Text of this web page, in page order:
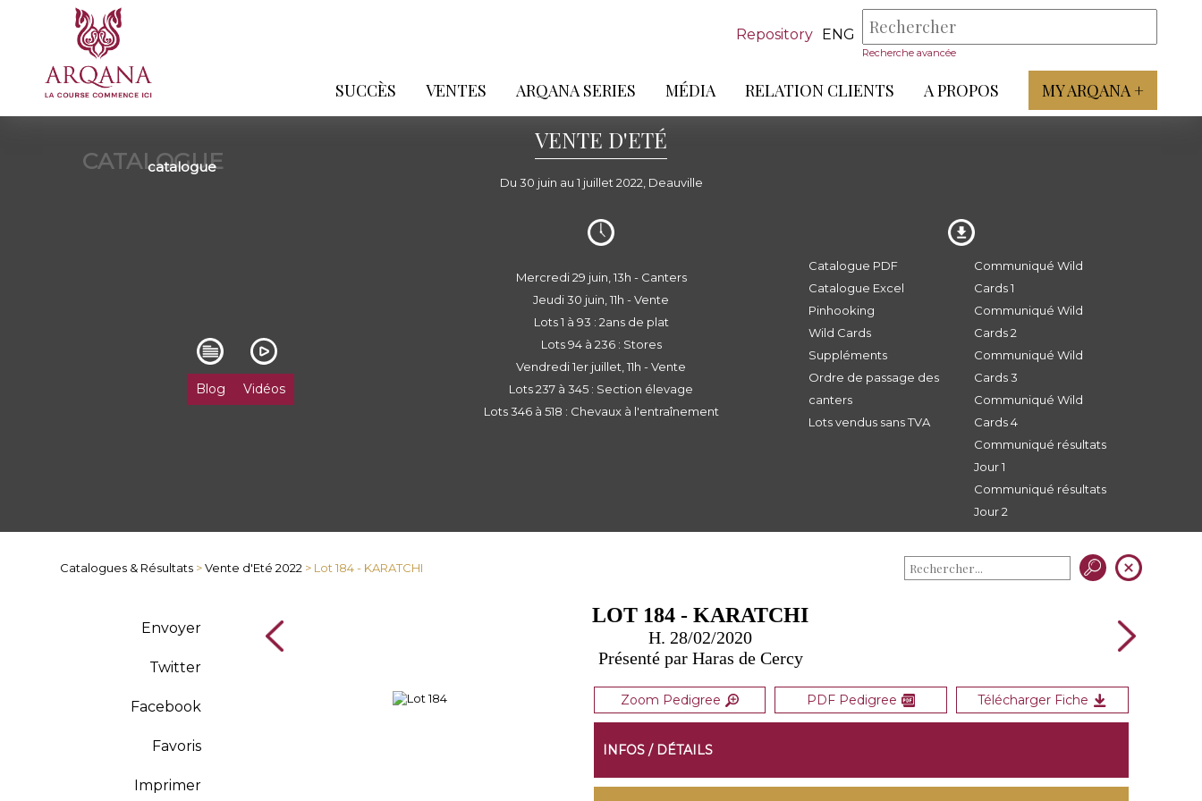
Repository ENG
Recherche avancée
SUCCÈS VENTES ARQANA SERIES MÉDIA RELATION CLIENTS A PROPOS MY ARQANA +
CATALOGUE
catalogue
VENTE D'ETÉ
Du 30 juin au 1 juillet 2022, Deauville
Blog Vidéos
Mercredi 29 juin, 13h - Canters
Jeudi 30 juin, 11h - Vente
Lots 1 à 93 : 2ans de plat
Lots 94 à 236 : Stores
Vendredi 1er juillet, 11h - Vente
Lots 237 à 345 : Section élevage
Lots 346 à 518 : Chevaux à l'entraînement
Catalogue PDF
Catalogue Excel
Pinhooking
Wild Cards
Suppléments
Ordre de passage des
canters
Lots vendus sans TVA
Communiqué Wild
Cards 1
Communiqué Wild
Cards 2
Communiqué Wild
Cards 3
Communiqué Wild
Cards 4
Communiqué résultats
Jour 1
Communiqué résultats
Jour 2
Catalogues & Résultats >Vente d'Eté 2022 > Lot 184 - KARATCHI
Envoyer
Twitter
Facebook
Favoris
Imprimer
LOT 184 - KARATCHI
H. 28/02/2020
Présenté par Haras de Cercy
Zoom Pedigree PDF Pedigree Télécharger Fiche
INFOS / DÉTAILS